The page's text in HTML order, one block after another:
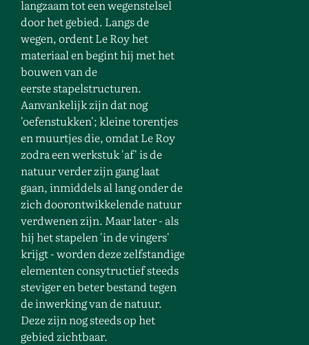
langzaam tot een wegenstelsel
door het gebied. Langs de
wegen, ordent Le Roy het
materiaal en begint hij met het
bouwen van de
eerste stapelstructuren.
Aanvankelijk zijn dat nog
'oefenstukken'; kleine torentjes
en muurtjes die, omdat Le Roy
zodra een werkstuk 'af' is de
natuur verder zijn gang laat
gaan, inmiddels al lang onder de
zich doorontwikkelende natuur
verdwenen zijn. Maar later - als
hij het stapelen 'in de vingers'
krijgt - worden deze zelfstandige
elementen consytructief steeds
steviger en beter bestand tegen
de inwerking van de natuur.
Deze zijn nog steeds op het
gebied zichtbaar.